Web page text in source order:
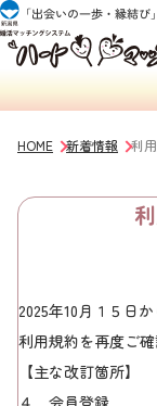
HOME 新着情報 利
2025年10月１５日
利用規約を再度ご確
【主な改訂箇所】
４ 会員登録